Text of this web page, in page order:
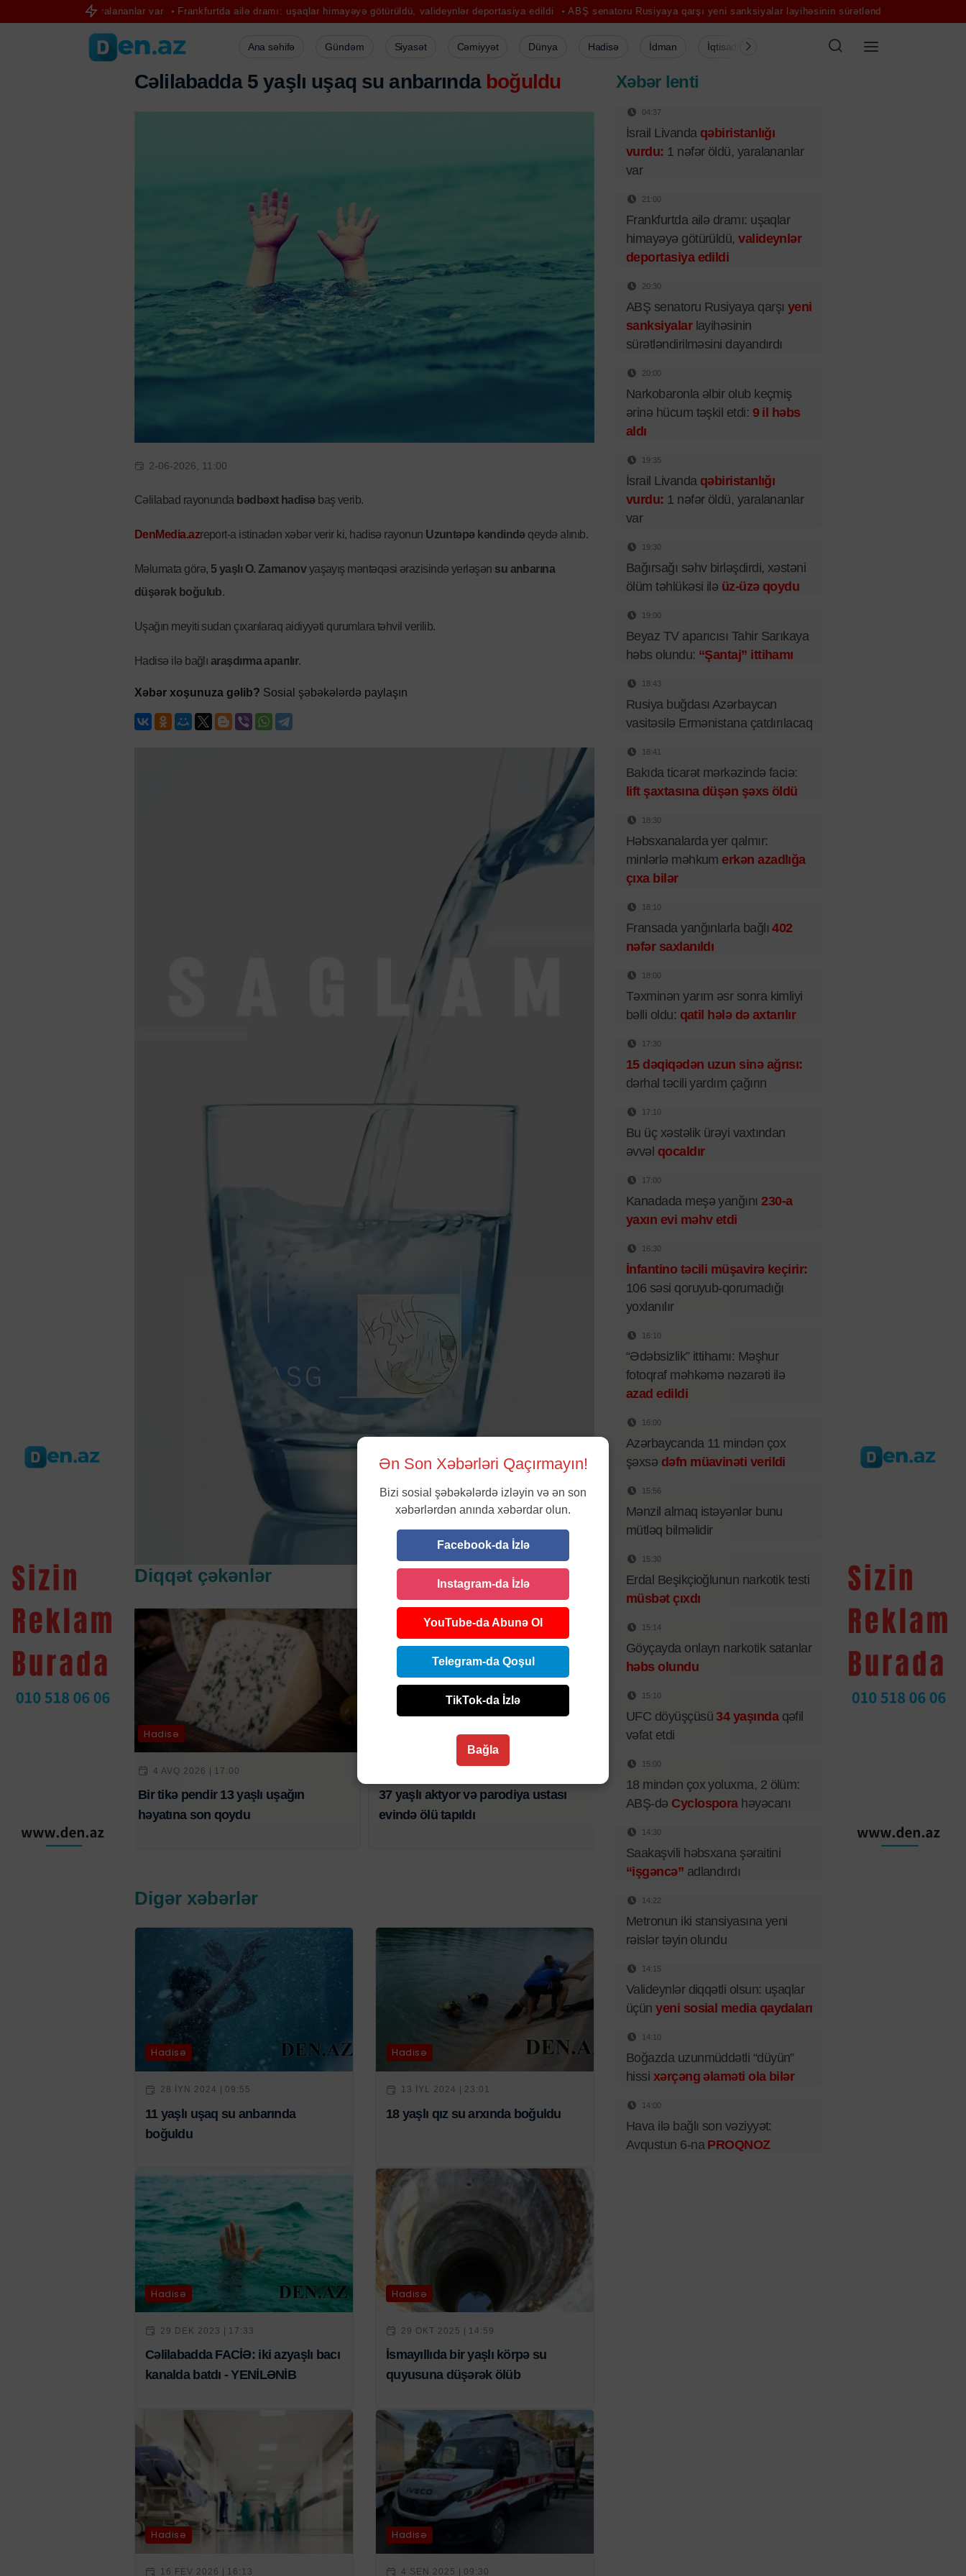
yaralananlar var Frankfurtda ailə dramı: uşaqlar himayəyə götürüldü, valideynlər deportasiya edildi ABŞ senatoru Rusiyaya qarşı yeni sanksiyalar layihəsinin sürətləndirilməsini dayandırdı
Ana səhifə Gündəm Siyasət Cəmiyyət Dünya Hadisə İdman İqtisadiyyat Şou-biznes Müsahibə
Cəlilabadda 5 yaşlı uşaq su anbarında boğuldu
2-06-2026, 11:00
Cəlilabad rayonunda bədbəxt hadisə baş verib.
DenMedia.azreport-a istinadən xəbər verir ki, hadisə rayonun Uzuntəpə kəndində qeydə alınıb.
Məlumata görə, 5 yaşlı O. Zamanovyaşayış məntəqəsi ərazisində yerləşən su anbarına
düşərək boğulub.
Uşağın meyiti sudan çıxarılaraq aidiyyəti qurumlara təhvil verilib.
Hadisə ilə bağlı araşdırma aparılır.
Xəbər xoşunuza gəlib? Sosial şəbəkələrdə paylaşın
Diqqət çəkənlər
Hadisə
4 AVQ 2026 | 17:00
Bir tikə pendir 13 yaşlı uşağın
həyatına son qoydu
37 yaşlı aktyor və parodiya ustası
evində ölü tapıldı
Digər xəbərlər
Hadisə
28 IYN 2024 | 09:55
11 yaşlı uşaq su anbarında
boğuldu
Hadisə
13 IYL 2024 | 23:01
18 yaşlı qız su arxında boğuldu
Hadisə
29 DEK 2023 | 17:33
Cəlilabadda FACİƏ: iki azyaşlı bacı
kanalda batdı - YENİLƏNİB
Hadisə
29 OKT 2025 | 14:59
İsmayıllıda bir yaşlı körpə su
quyusuna düşərək ölüb
Hadisə
16 FEV 2026 | 16:13
Hadisə
4 SEN 2025 | 09:30
Xəbər lenti
04:37
İsrail Livanda qəbiristanlığı
vurdu: 1 nəfər öldü, yaralananlar
var
21:00
Frankfurtda ailə dramı: uşaqlar
himayəyə götürüldü,valideynlər
deportasiya edildi
20:30
ABŞ senatoru Rusiyaya qarşı yeni
sanksiyalarlayihəsinin
sürətləndirilməsini dayandırdı
20:00
Narkobaronla əlbir olub keçmiş
ərinə hücum təşkil etdi: 9 il həbs
aldı
19:35
İsrail Livanda qəbiristanlığı
vurdu: 1 nəfər öldü, yaralananlar
var
19:30
Bağırsağı səhv birləşdirdi, xəstəni
ölüm təhlükəsi ilə üz-üzə qoydu
19:00
Beyaz TV aparıcısı Tahir Sarıkaya
həbs olundu: “Şantaj” ittihamı
18:43
Rusiya buğdası Azərbaycan
vasitəsilə Ermənistana çatdırılacaq
18:41
Bakıda ticarət mərkəzində faciə:
lift şaxtasına düşən şəxs öldü
18:30
Həbsxanalarda yer qalmır:
minlərlə məhkum erkən azadlığa
çıxa bilər
18:10
Fransada yanğınlarla bağlı402
nəfər saxlanıldı
18:00
Təxminən yarım əsr sonra kimliyi
bəlli oldu: qatil hələ də axtarılır
17:30
15 dəqiqədən uzun sinə ağrısı:
dərhal təcili yardım çağırın
17:10
Bu üç xəstəlik ürəyi vaxtından
əvvəl qocaldır
17:00
Kanadada meşə yanğını230-a
yaxın evi məhv etdi
16:30
İnfantino təcili müşavirə keçirir:
106 səsi qoruyub-qorumadığı
yoxlanılır
16:10
“Ədəbsizlik” ittihamı: Məşhur
fotoqraf məhkəmə nəzarəti ilə
azad edildi
16:00
Azərbaycanda 11 mindən çox
şəxsə dəfn müavinəti verildi
15:56
Mənzil almaq istəyənlər bunu
mütləq bilməlidir
15:30
Erdal Beşikçioğlunun narkotik testi
müsbət çıxdı
15:14
Göyçayda onlayn narkotik satanlar
həbs olundu
15:10
UFC döyüşçüsü34 yaşındaqəfil
vəfat etdi
15:00
18 mindən çox yoluxma, 2 ölüm:
ABŞ-də Cyclosporahəyəcanı
14:30
Saakaşvili həbsxana şəraitini
“işgəncə” adlandırdı
14:22
Metronun iki stansiyasına yeni
rəislər təyin olundu
14:15
Valideynlər diqqətli olsun: uşaqlar
üçünyeni sosial media qaydaları
14:10
Boğazda uzunmüddətli “düyün”
hissi xərçəng əlaməti ola bilər
14:00
Hava ilə bağlı son vəziyyət:
Avqustun 6-na PROQNOZ
Ən Son Xəbərləri Qaçırmayın!
Bizi sosial şəbəkələrdə izləyin və ən son
xəbərlərdən anında xəbərdar olun.
Facebook-da İzlə
Instagram-da İzlə
YouTube-da Abunə Ol
Telegram-da Qoşul
TikTok-da İzlə
Bağla